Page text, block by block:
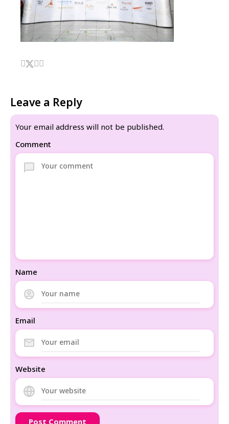
Leave a Reply
Your email address will not be published.
Comment
Name
Email
Website